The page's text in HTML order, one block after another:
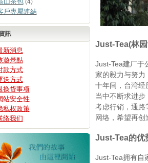
(4)
戶專屬連結
訊
新消息
遊景點
款方式
送方式
换货事项
站安全性
私权政策
络我们
Just-Tea(林
Just-Tea建厂于
家的毅力与努力
十年间，台湾经
当中不断求进
考虑行销，通路
网络，希望再
Just-Tea的优
Just-Tea拥有自